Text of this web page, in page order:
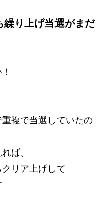
繰り上げ当選がまだ
複で当選していたの
ば、
リア上げして